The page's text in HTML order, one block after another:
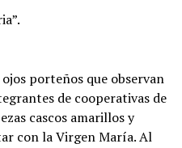
porteños que observan
de cooperativas de
cascos amarillos y
con la Virgen María. Al